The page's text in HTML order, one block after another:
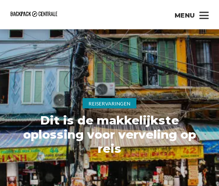
MENU
REISERVARINGEN
Dit is de makkelijkste
oplossing voor verveling op
reis